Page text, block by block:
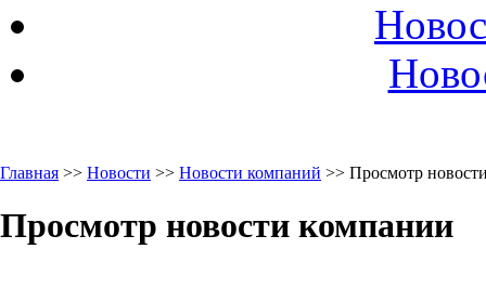
Главная >> Новости >> Новости компаний >> Просмотр
Просмотр новости компании